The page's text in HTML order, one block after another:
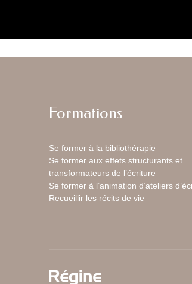
Formations
Se former à la bibliothérapie
Se former aux effets structurants et
transformateurs de l’écriture
Se former à l’animation d’ateliers
Recueillir les récits de vie